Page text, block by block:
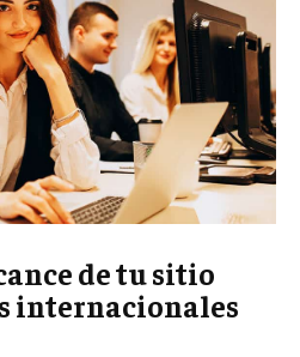
de tu sitio
internacionales